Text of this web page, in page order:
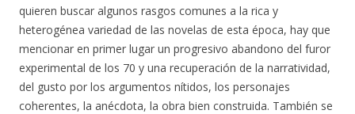
quieren buscar algunos rasgos comunes a la rica y
heterogénea variedad de las novelas de esta época, hay que
mencionar en primer lugar un progresivo abandono del furor
experimental de los 70 y una recuperación de la narratividad,
del gusto por los argumentos nítidos, los personajes
coherentes, la anécdota, la obra bien construida. También se